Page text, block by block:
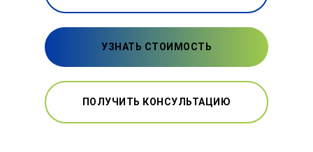
УЗНАТЬ СТОИМОСТЬ
ПОЛУЧИТЬ КОНСУЛЬТАЦИЮ